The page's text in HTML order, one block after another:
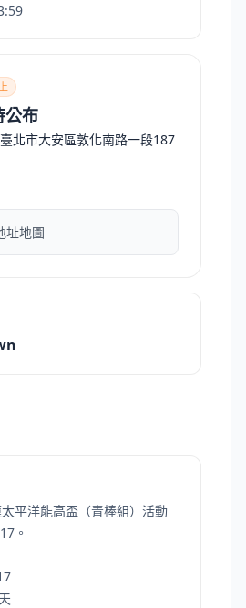
公布
北市大安區敦化南路一段187
址地圖
平洋能高盃（青棒組）活動
。